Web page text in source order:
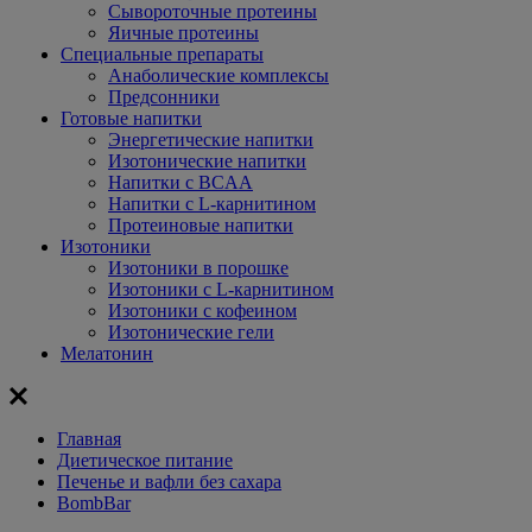
Сывороточные протеины
Яичные протеины
Специальные препараты
Анаболические комплексы
Предсонники
Готовые напитки
Энергетические напитки
Изотонические напитки
Напитки с BCAA
Напитки с L-карнитином
Протеиновые напитки
Изотоники
Изотоники в порошке
Изотоники с L-карнитином
Изотоники с кофеином
Изотонические гели
Мелатонин
Главная
Диетическое питание
Печенье и вафли без сахара
BombBar